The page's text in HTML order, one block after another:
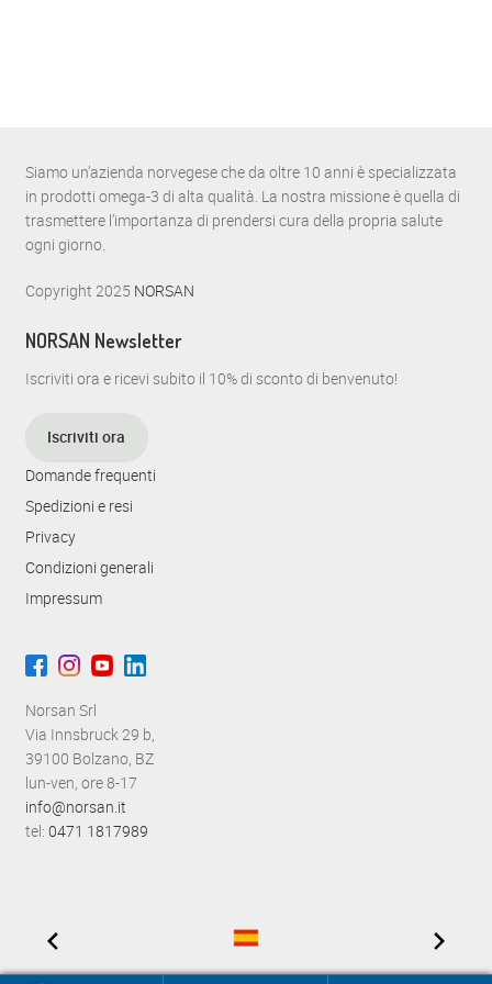
Siamo un’azienda norvegese che da oltre 10 anni è specializzata
in prodotti omega-3 di alta qualità. La nostra missione è quella di
trasmettere l’importanza di prendersi cura della propria salute
ogni giorno.
Copyright 2025 NORSAN
NORSAN Newsletter
Iscriviti ora e ricevi subito il 10% di sconto di benvenuto!
Iscriviti ora
Domande frequenti
Spedizioni e resi
Privacy
Condizioni generali
Impressum
Norsan Srl
Via Innsbruck 29 b,
39100 Bolzano, BZ
lun-ven, ore 8-17
info@norsan.it
tel: 0471 1817989